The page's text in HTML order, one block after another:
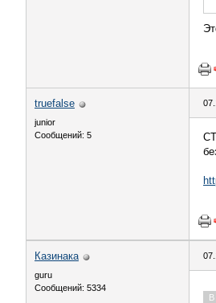
truefalse
junior
Сообщений: 5
Казинака
guru
Сообщений: 5334
В